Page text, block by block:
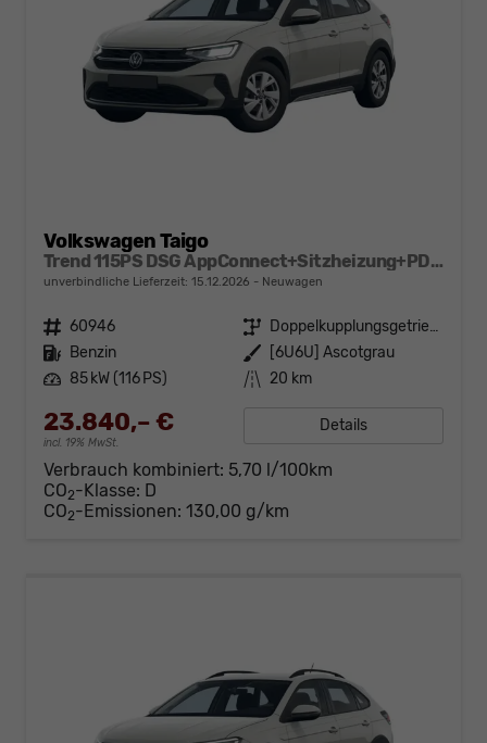
Volkswagen Taigo
Trend 115PS DSG AppConnect+Sitzheizung+PDC+Alu16+LED+DAB+FrontAssist
unverbindliche Lieferzeit: 15.12.2026 Neuwagen
Fahrzeugnr. 60946 Getriebe
Doppelkupplungsgetriebe (DSG)
Kraftstoff Benzin Außenfarbe
[6U6U] Ascotgrau
Leistung 85 kW (116 PS) Kilometerstand 20 km
23.840,– €
incl. 19% MwSt.
Details
Verbrauch kombiniert: 5,70 l/100km
CO2-Klasse: D
CO2-Emissionen: 130,00 g/km